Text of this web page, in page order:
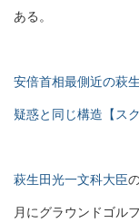
ある。
安倍首相最側近の萩
疑惑と同じ構造【スク
萩生田光一文科大臣
月にグラウンドゴル